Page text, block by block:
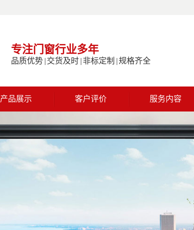
专注门窗行业多年
品质优势 | 交货及时 | 非标定制 | 规格齐全
产品展示 客户评价 服务内容